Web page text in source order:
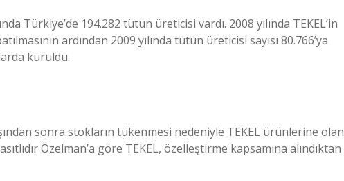
Türkiye’de 194.282 tütün üreticisi vardı. 2008 yılında TEKEL’in
ardından 2009 yılında tütün üreticisi sayısı 80.766’ya
kuruldu.
sonra stokların tükenmesi nedeniyle TEKEL ürünlerine olan
Özelman’a göre TEKEL, özelleştirme kapsamına alındıktan